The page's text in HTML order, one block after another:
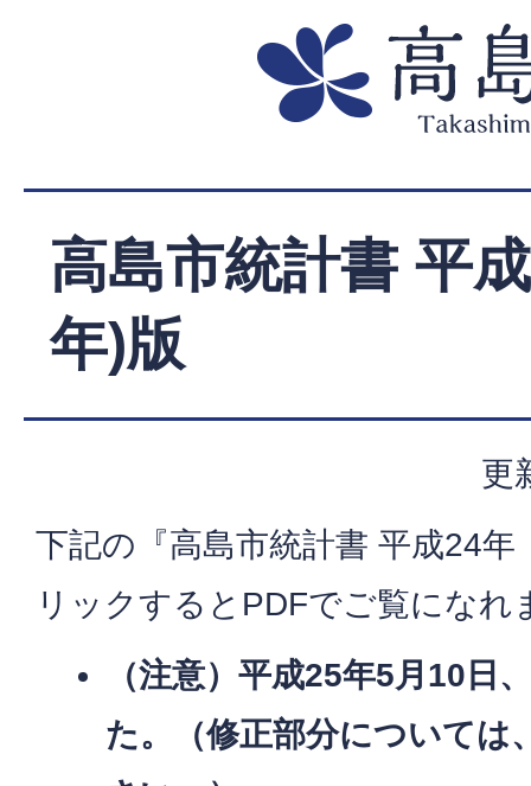
高島市統計書 平
年)版
更
下記の『高島市統計書 平成24
リックするとPDFでご覧になれ
（注意）平成25年5月10日
た。（修正部分については